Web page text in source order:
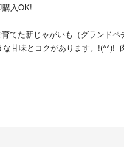
OK!
てた新じゃがいも（グランドペ
甘味とコクがあります。!(^^)!
して発送させて頂きます。形や
トいっぱい1.2kg以上で箱詰めし